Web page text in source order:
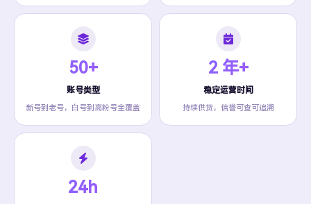
50+
账号类型
新号到老号，白号到高粉号全覆盖
2 年+
稳定运营时间
持续供货，信誉可查可追溯
24h